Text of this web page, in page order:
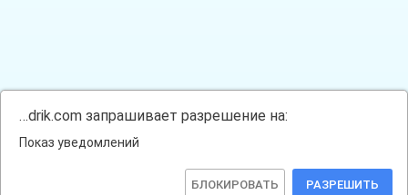
…drik.com запрашивает разрешение на:
Показ уведомлений
БЛОКИРОВАТЬ РАЗРЕШИТЬ